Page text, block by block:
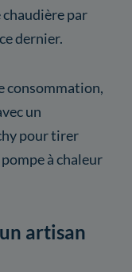
par
dernier.
consommation,
un
pour tirer
à chaleur
artisan